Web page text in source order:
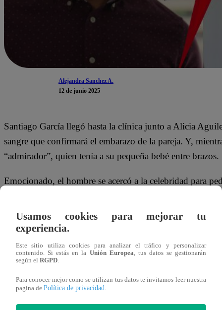
Alejandra Sanchez A.
12 de junio 2025
Santiago García llegó hasta la clínica junto a Alicia
sangre que confirmará el embarazo de la pareja. Y,
“admirador”, quien tenía a su pequeña bebé entre brazos.
Emocionado, el hombre se acercó a la celebridad para
de que pronto tendrá a su propio hijo o hija en brazos.
Minutos después, Alicia apareció en escena. “¿Cómo
dijeron que cuando tengan el resultado me van a
contenta al ver cómo su esposo trata a los bebés.
Usamos cookies para mejorar tu
experiencia.
Este sitio utiliza cookies para analizar el tráfico y personalizar
contenido. Si estás en la Unión Europea , tus datos se gestionarán
según el RGPD
Para conocer mejor como se utilizan tus datos te invitamos leer nuestra
pagina de Política de privacidad